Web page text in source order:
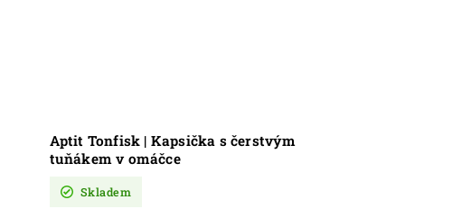
Aptit Tonfisk | Kapsička s čerstvým
tuňákem v omáčce
Skladem